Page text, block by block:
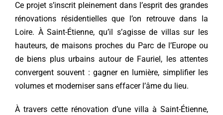
Ce projet s’inscrit pleinement dans l’esprit des grandes
rénovations résidentielles que l’on retrouve dans la
Loire. À Saint-Étienne, qu’il s’agisse de villas sur les
hauteurs, de maisons proches du Parc de l’Europe ou
de biens plus urbains autour de Fauriel, les attentes
convergent souvent : gagner en lumière, simplifier les
volumes et moderniser sans effacer l’âme du lieu.
À travers cette rénovation d’une villa à Saint-Étienne,